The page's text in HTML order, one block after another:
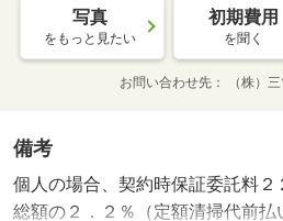
写真
をもっと見たい
初期費用
を聞く
お問い合わせ先 （株）
備考
個人の場合、契約時保証委託料
総額の２．２％（定額清掃代前払